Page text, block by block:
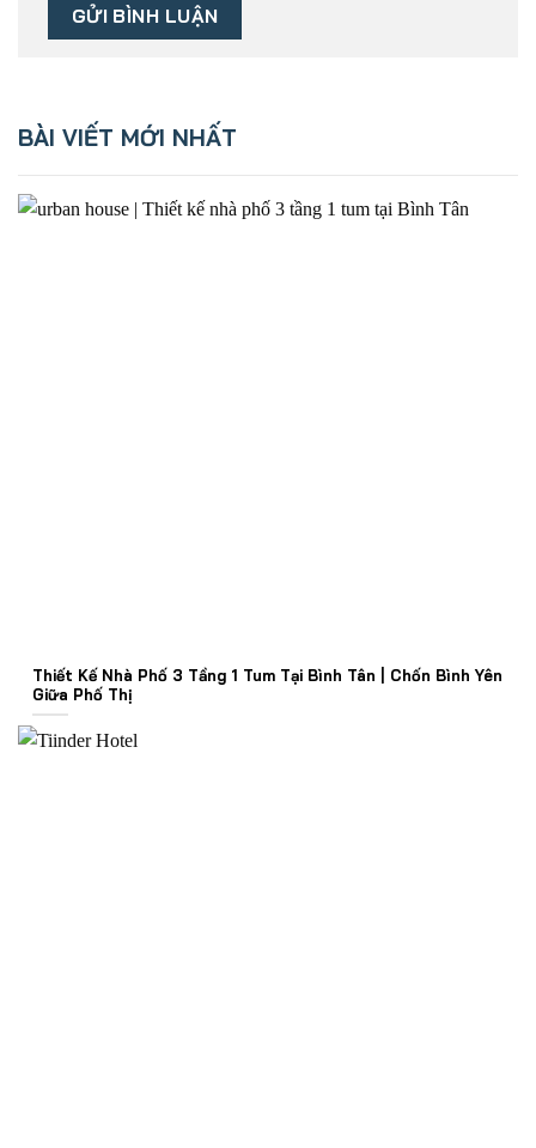
BÀI VIẾT MỚI NHẤT
Thiết Kế Nhà Phố 3 Tầng 1 Tum Tại Bình Tân | Chốn Bình Yên
Giữa Phố Thị